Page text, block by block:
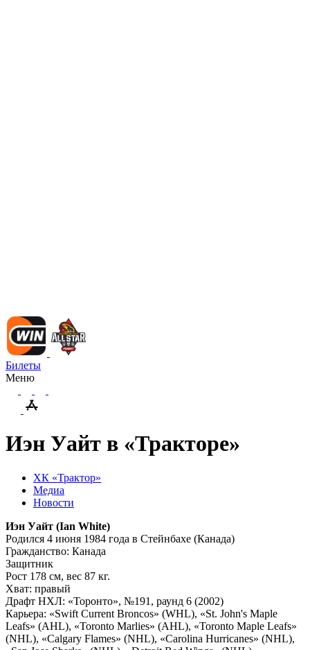
Билеты
Меню
Иэн Уайт в «Тракторе»
ХК «Трактор»
Медиа
Новости
Иэн Уайт (Ian White)
Родился 4 июня 1984 года в Стейнбахе (Канада)
Гражданство: Канада
Защитник
Рост 178 см, вес 87 кг.
Хват: правый
Драфт НХЛ: «Торонто», №191, раунд 6 (2002)
Карьера: «Swift Current Broncos» (WHL), «St. John's Maple
Leafs» (AHL), «Toronto Marlies» (AHL), «Toronto Maple Leafs»
(NHL), «Calgary Flames» (NHL), «Carolina Hurricanes» (NHL),